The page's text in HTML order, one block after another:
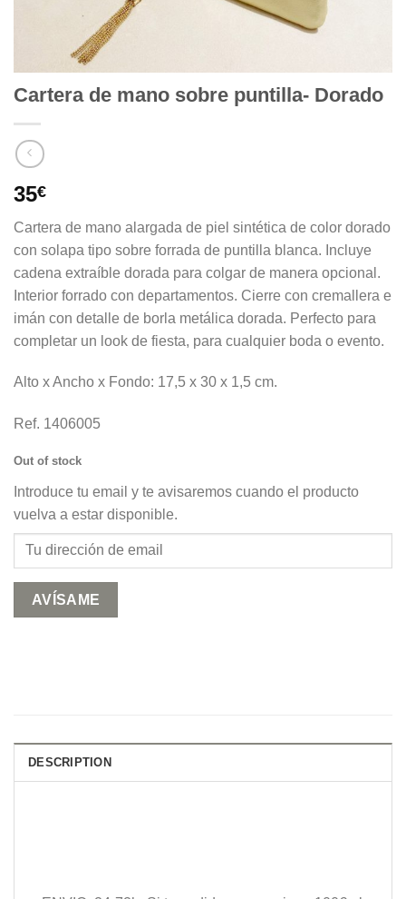
Cartera de mano sobre puntilla- Dorado
35€
Cartera de mano alargada de piel sintética de color dorado
con solapa tipo sobre forrada de puntilla blanca. Incluye
cadena extraíble dorada para colgar de manera opcional.
Interior forrado con departamentos. Cierre con cremallera e
imán con detalle de borla metálica dorada. Perfecto para
completar un look de fiesta, para cualquier boda o evento.
Alto x Ancho x Fondo: 17,5 x 30 x 1,5 cm.
Ref. 1406005
Out of stock
Introduce tu email y te avisaremos cuando el producto
vuelva a estar disponible.
DESCRIPTION